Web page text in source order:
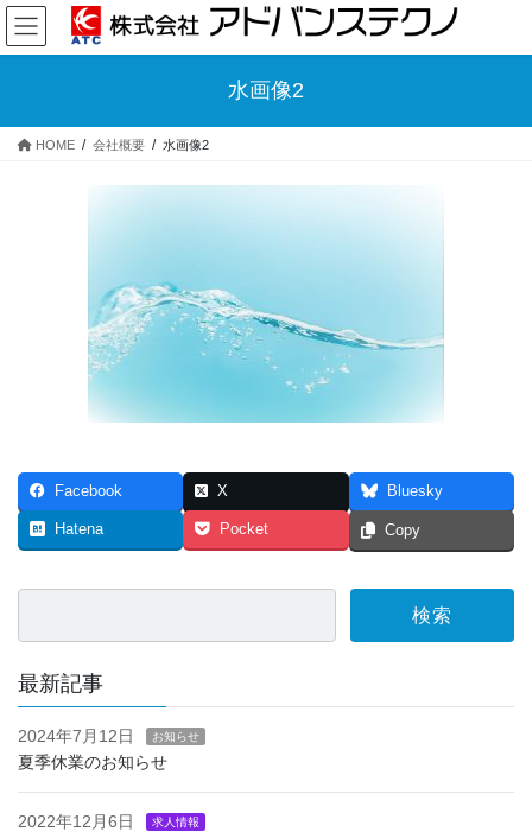
コ
ン
テ
ナ
ビ
ゲ
水画像2
HOME 会社概要 水画像2
Facebook X Bluesky
Hatena Pocket Copy
最新記事
2024年7月12日 お知らせ
夏季休業のお知らせ
2022年12月6日 求人情報